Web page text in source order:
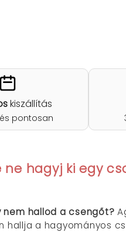
kiszállítás
pontosan
ne hagyj ki egy
nem hallod a csengőt?
hallja a hagyományos